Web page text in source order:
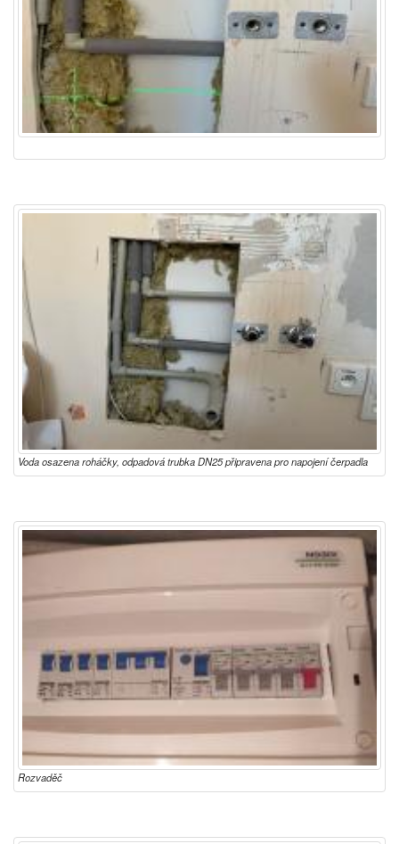
Voda osazena roháčky, odpadová trubka DN25 připravena pro napojení čerpadla
Rozvaděč